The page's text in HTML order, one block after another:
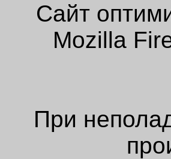
Сайт
Mozilla
При